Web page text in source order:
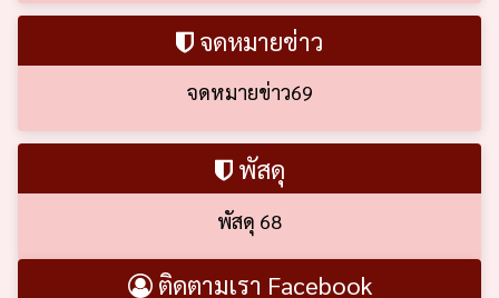
จดหมายข่าว
จดหมายข่าว69
พัสดุ
พัสดุ 68
ติดตามเรา Facebook